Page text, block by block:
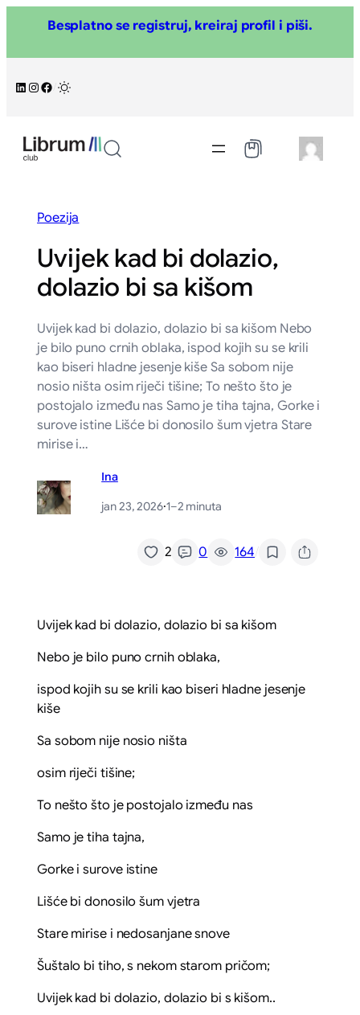
sadržaj
Besplatno se registruj, kreiraj profil i piši.
LinkedIn
Instagram
Facebook
Poezija
Uvijek kad bi dolazio,
dolazio bi sa kišom
Uvijek kad bi dolazio, dolazio bi sa kišom Nebo
je bilo puno crnih oblaka, ispod kojih su se krili
kao biseri hladne jesenje kiše Sa sobom nije
nosio ništa osim riječi tišine; To nešto što je
postojalo između nas Samo je tiha tajna, Gorke i
surove istine Lišće bi donosilo šum vjetra Stare
mirise i…
Ina
jan 23, 2026·1–2 minuta
2 0 164/
Uvijek kad bi dolazio, dolazio bi sa kišom
Nebo je bilo puno crnih oblaka,
ispod kojih su se krili kao biseri hladne jesenje
kiše
Sa sobom nije nosio ništa
osim riječi tišine;
To nešto što je postojalo između nas
Samo je tiha tajna,
Gorke i surove istine
Lišće bi donosilo šum vjetra
Stare mirise i nedosanjane snove
Šuštalo bi tiho, s nekom starom pričom;
Uvijek kad bi dolazio, dolazio bi s kišom..